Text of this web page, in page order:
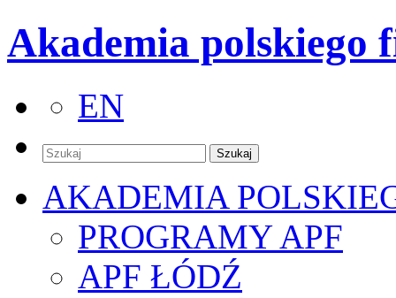
Akademia polskiego
EN
AKADEMIA
PROGRAMY APF
APF ŁÓDŹ